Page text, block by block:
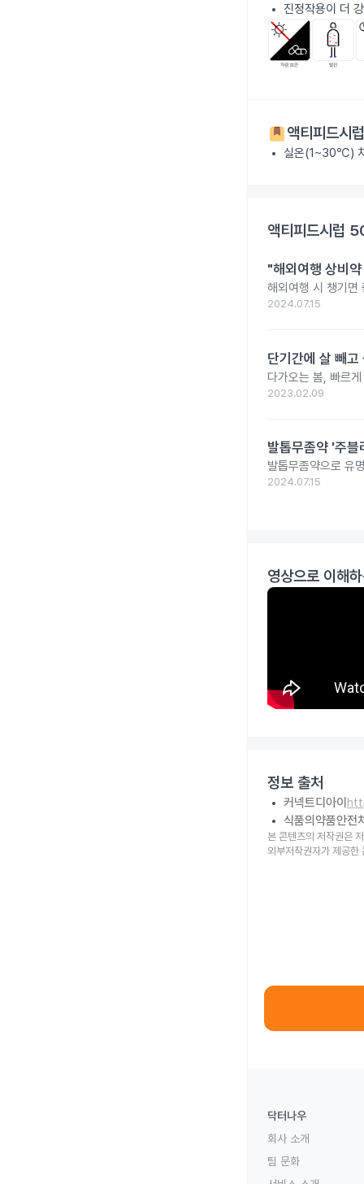
진정작용이 더
액티피드시
실온(1~30℃)
액티피드시럽
"해외여행 상비
해외여행 시 챙기면
2024.07.15
단기간에 살 빼
다가오는 봄, 빠르
2023.02.09
발톱무좀약 '주
발톱무좀약으로 유
2024.07.15
영상으로 이해
정보 출처
커넥트디아이
식품의약품안전
본 콘텐츠의 저작권은
외부저작권자가 제공한
닥터나우
회사 소개
팀 문화